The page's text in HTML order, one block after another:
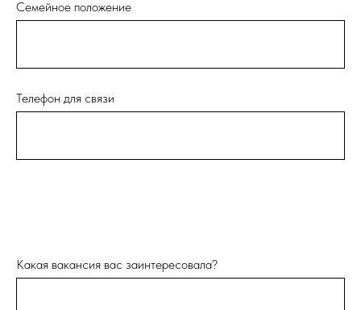
Семейное положение
Телефон для связи
Какая вакансия вас заинтересовала?